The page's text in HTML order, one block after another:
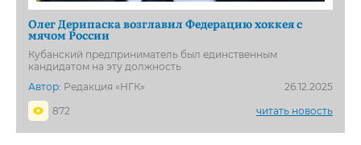
Олег Дерипаска возглавил Федерацию хоккея с
мячом России
Кубанский предприниматель был единственным
кандидатом на эту должность
Автор: Редакция «НГК»
26.12.2025
872
читать новость